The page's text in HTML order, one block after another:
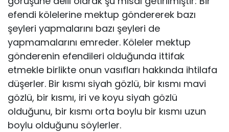
efendi kölelerine mektup göndererek bazı
şeyleri yapmalarını ba­zı şeyleri de
yapmamalarını emreder. Köleler mektup
gönderenin efendile­ri olduğunda ittifak
etmekle birlikte onun vasıfları hakkında ihtilafa
düşer­ler. Bir kısmı siyah gözlü, bir kısmı mavi
gözlü, bir kısmı, iri ve koyu siyah gözlü
olduğunu, bir kısmı orta boylu bir kısmı uzun
boylu olduğunu söy­lerler.